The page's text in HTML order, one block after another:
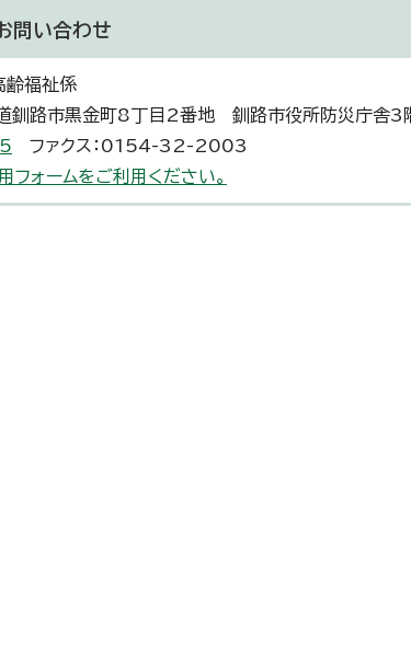
問い合わせ
福祉係
路市黒金町8丁目2番地 釧路市役所防災庁舎3
ファクス：0154-32-2003
フォームをご利用ください。